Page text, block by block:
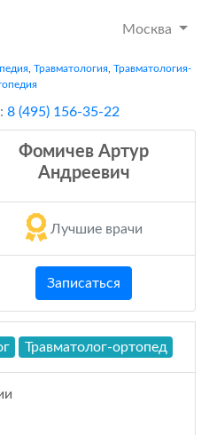
Москва
Травматология Травматология-
8 (495) 156-35-22
Фомичев Артур
Андреевич
Лучшие врачи
Записаться
Травматолог-ортопед